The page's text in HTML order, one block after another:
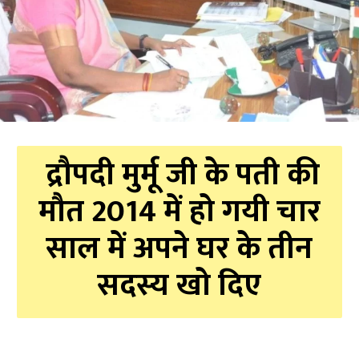
द्रौपदी मुर्मू जी के पती की
मौत 2014 में हो गयी चार
साल में अपने घर के तीन
सदस्य खो दिए